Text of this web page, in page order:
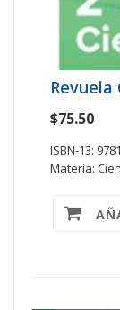
Revuela
$75.50
ISBN-13:
Materia: